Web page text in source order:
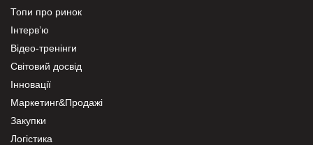
Топи про ринок
Інтерв’ю
Відео-тренінги
Світовий досвід
Інновації
Маркетинг&Продажі
Закупки
Логістика